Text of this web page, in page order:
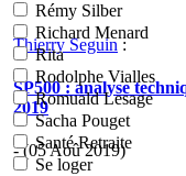
Rémy Silber
Richard Menard
Rita
Rodolphe Vialles
Romuald Lesage
Sacha Pouget
Santé Retraite
Se loger
Thierry Seguin:
SP500 : analyse
2019
- (05 Aoû 2019)